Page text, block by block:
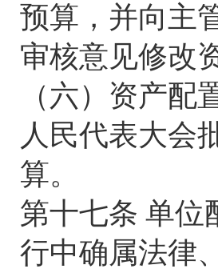
预算，并向主
审核意见修改
（六）资产
人民代表大会
算。
第十七条 单位
行中确属法律